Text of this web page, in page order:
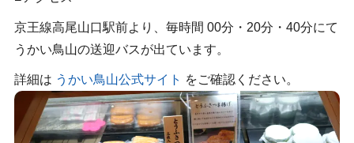
京王線高尾山口駅前より、毎時間 00分・20分・40分にて
うかい鳥山の送迎バスが出ています。
詳細は うかい鳥山公式サイト をご確認ください。